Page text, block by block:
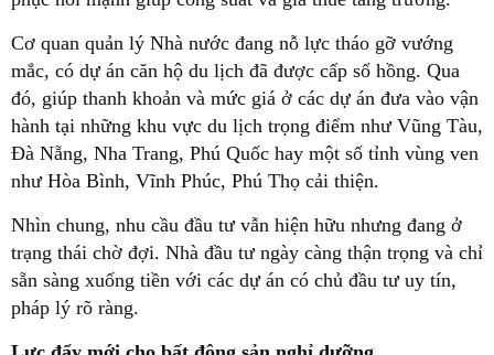
Cơ quan quản lý Nhà nước đang nỗ lực tháo gỡ vướng
mắc, có dự án căn hộ du lịch đã được cấp sổ hồng. Qua
đó, giúp thanh khoản và mức giá ở các dự án đưa vào vận
hành tại những khu vực du lịch trọng điểm như Vũng Tàu,
Đà Nẵng, Nha Trang, Phú Quốc hay một số tỉnh vùng ven
như Hòa Bình, Vĩnh Phúc, Phú Thọ cải thiện.
Nhìn chung, nhu cầu đầu tư vẫn hiện hữu nhưng đang ở
trạng thái chờ đợi. Nhà đầu tư ngày càng thận trọng và chỉ
sẵn sàng xuống tiền với các dự án có chủ đầu tư uy tín,
pháp lý rõ ràng.